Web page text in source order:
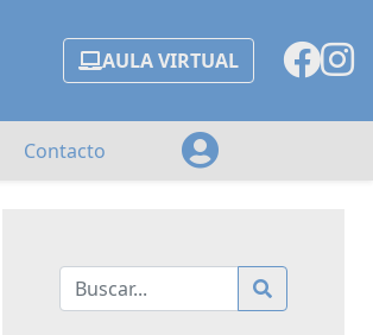
AULA VIRTUAL
Contacto